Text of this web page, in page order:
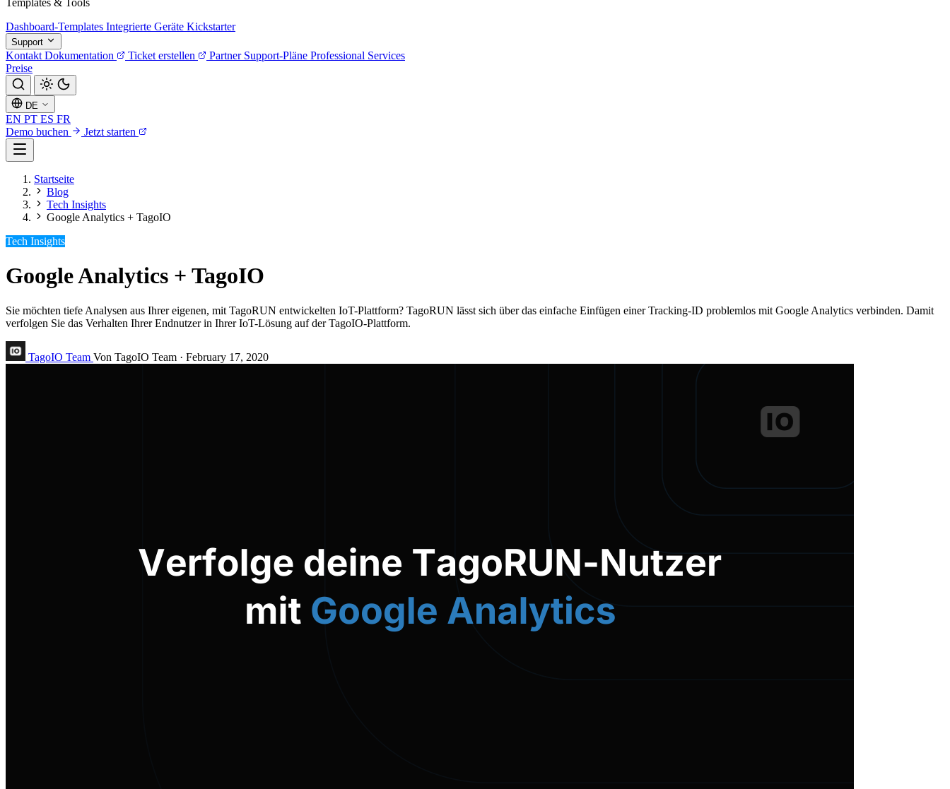
Templates & Tools
Dashboard-Templates Integrierte Geräte Kickstarter
Support
Kontakt Dokumentation Ticket erstellen Partner Support-Pläne Professional Services
Preise
DE
EN PT ES FR
Demo buchen
Jetzt starten
Startseite
Blog
Tech Insights
Google Analytics + TagoIO
Tech Insights
Google Analytics + TagoIO
Sie möchten tiefe Analysen aus Ihrer eigenen, mit TagoRUN entwickelten IoT-Plattform? TagoRUN lässt sich über das einfache Einfügen einer Tracking-ID problemlos mit Google Analytics verbinden. Damit
verfolgen Sie das Verhalten Ihrer Endnutzer in Ihrer IoT-Lösung auf der TagoIO-Plattform.
TagoIO Team Von TagoIO Team · February 17, 2020